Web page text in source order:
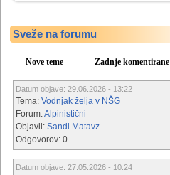
Sveže na forumu
Nove teme Zadnje komentirane
Datum objave: 29.06.2026 - 13:22
Tema: Vodnjak želja v NŠG
Forum:Alpinistični
Objavil: Sandi Matavz
Odgovorov: 0
Datum objave: 27.05.2026 - 10:24